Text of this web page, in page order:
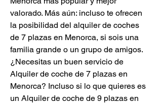
valorado. Más aún: incluso te ofrecen
la posibilidad del alquiler de coches
de 7 plazas en Menorca, si sois una
familia grande o un grupo de amigos.
¿Necesitas un buen servicio de
Alquiler de coche de 7 plazas en
Menorca? Incluso si lo que quieres es
un Alquiler de coche de 9 plazas en